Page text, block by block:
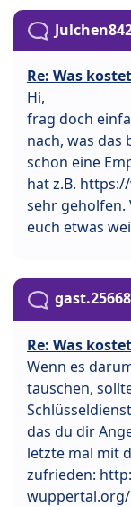
Re: Was
Hi,
frag doch
nach, was das
schon eine
hat z.B.
sehr geholfen.
euch etwas
Re: Was
Wenn es
tauschen,
das du dir
letzte mal mit
zufrieden:
wuppertal.org/